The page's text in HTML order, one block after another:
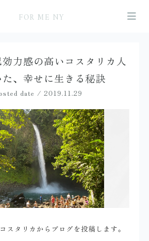
FOR ME NY
力感の高いコスタリカ人
た、幸せに生きる秘訣
date / 2019.11.29
スタリカからブログを投稿します。